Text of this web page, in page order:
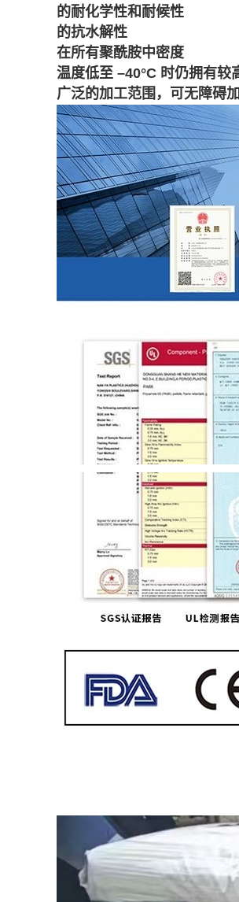
的耐化学性和耐候性
的抗水解性
在所有聚酰胺中密度
温度低至 –40°C 时仍拥有较
广泛的加工范围，可无障碍